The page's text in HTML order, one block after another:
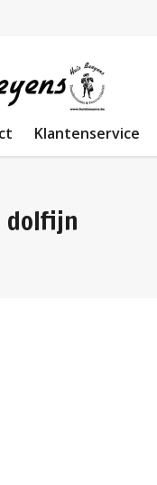
Klantenservice
dolfijn